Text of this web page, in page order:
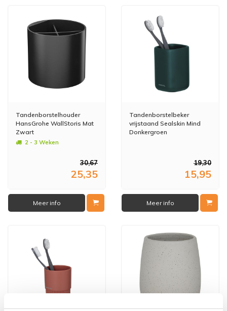
Tandenborstelhouder
HansGrohe WallStoris Mat
Zwart
2 - 3 Weken
30,67
25,35
Meer info
Tandenborstelbeker
vrijstaand Sealskin Mind
Donkergroen
19,30
15,95
Meer info